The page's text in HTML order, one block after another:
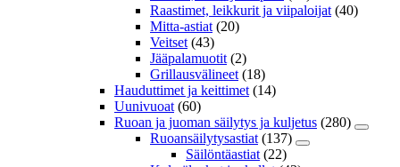
Raastimet, leikkurit ja viipaloijat (40)
Mitta-astiat (20)
Veitset (43)
Jääpalamuotit (2)
Grillausvälineet (18)
Hauduttimet ja keittimet (14)
Uunivuoat (60)
Ruoan ja juoman säilytys ja kuljetus (280)
Ruoansäilytysastiat (137)
Säilöntäastiat (22)